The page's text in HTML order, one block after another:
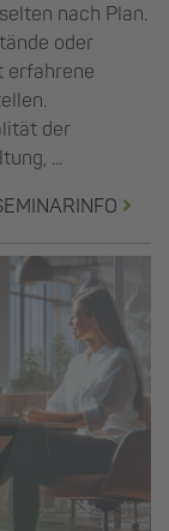
nach Plan.
oder
erfahrene
der
...